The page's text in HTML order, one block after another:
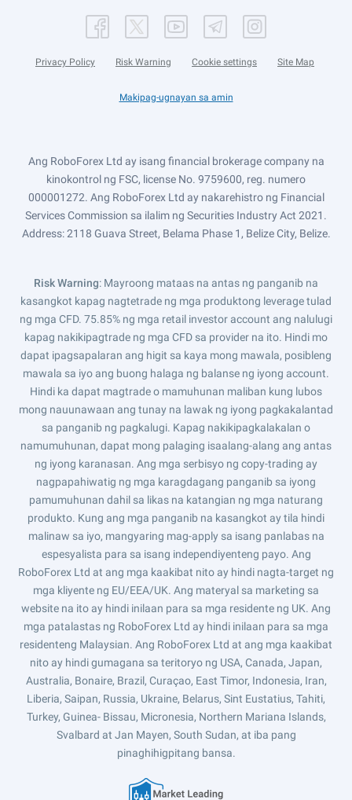
Privacy Policy Risk Warning Cookie settings Site Map
Makipag-ugnayan sa amin
Ang RoboForex Ltd ay isang financial brokerage company na
kinokontrol ng FSC, license No. 9759600, reg. numero
000001272. Ang RoboForex Ltd ay nakarehistro ng Financial
Services Commission sa ilalim ng Securities Industry Act 2021.
Address: 2118 Guava Street, Belama Phase 1, Belize City, Belize.
Risk Warning: Mayroong mataas na antas ng panganib na
kasangkot kapag nagtetrade ng mga produktong leverage tulad
ng mga CFD. 75.85% ng mga retail investor account ang nalulugi
kapag nakikipagtrade ng mga CFD sa provider na ito. Hindi mo
dapat ipagsapalaran ang higit sa kaya mong mawala, posibleng
mawala sa iyo ang buong halaga ng balanse ng iyong account.
Hindi ka dapat magtrade o mamuhunan maliban kung lubos
mong nauunawaan ang tunay na lawak ng iyong pagkakalantad
sa panganib ng pagkalugi. Kapag nakikipagkalakalan o
namumuhunan, dapat mong palaging isaalang-alang ang antas
ng iyong karanasan. Ang mga serbisyo ng copy-trading ay
nagpapahiwatig ng mga karagdagang panganib sa iyong
pamumuhunan dahil sa likas na katangian ng mga naturang
produkto. Kung ang mga panganib na kasangkot ay tila hindi
malinaw sa iyo, mangyaring mag-apply sa isang panlabas na
espesyalista para sa isang independiyenteng payo. Ang
RoboForex Ltd at ang mga kaakibat nito ay hindi nagta-target ng
mga kliyente ng EU/EEA/UK. Ang materyal sa marketing sa
website na ito ay hindi inilaan para sa mga residente ng UK. Ang
mga patalastas ng RoboForex Ltd ay hindi inilaan para sa mga
residenteng Malaysian. Ang RoboForex Ltd at ang mga kaakibat
nito ay hindi gumagana sa teritoryo ng USA, Canada, Japan,
Australia, Bonaire, Brazil, Curaçao, East Timor, Indonesia, Iran,
Liberia, Saipan, Russia, Ukraine, Belarus, Sint Eustatius, Tahiti,
Turkey, Guinea- Bissau, Micronesia, Northern Mariana Islands,
Svalbard at Jan Mayen, South Sudan, at iba pang
pinaghihigpitang bansa.